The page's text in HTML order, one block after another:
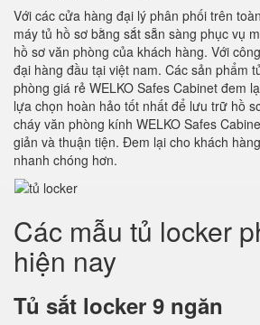
Với các cửa hàng đại lý phân phối trên
máy tủ hồ sơ bằng sắt sẵn sàng phục vụ
hồ sơ văn phòng của khách hàng. Với
đại hàng đầu tại việt nam. Các sản phẩm
phòng giá rẻ WELKO Safes Cabinet đem
lựa chọn hoàn hảo tốt nhất để lưu trữ hồ
cháy văn phòng kính WELKO Safes
giản và thuận tiện. Đem lại cho khách
nhanh chóng hơn.
Các mẫu tủ locker
hiện nay
Tủ sắt locker 9 ngăn